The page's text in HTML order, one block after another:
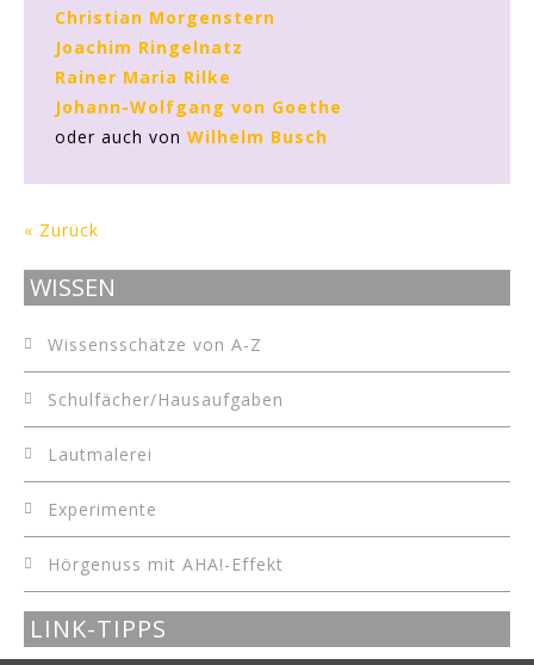
Christian Morgenstern
Joachim Ringelnatz
Rainer Maria Rilke
Johann-Wolfgang von Goethe
oder auch von Wilhelm Busch
« Zurück
WISSEN
Wissensschätze von A-Z
Schulfächer/Hausaufgaben
Lautmalerei
Experimente
Hörgenuss mit AHA!-Effekt
LINK-TIPPS